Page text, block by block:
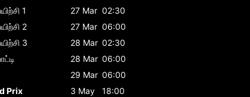
1 27 Mar 02:30
2 27 Mar 06:00
3 28 Mar 02:30
28 Mar 06:00
29 Mar 06:00
Prix
3 May
18:00